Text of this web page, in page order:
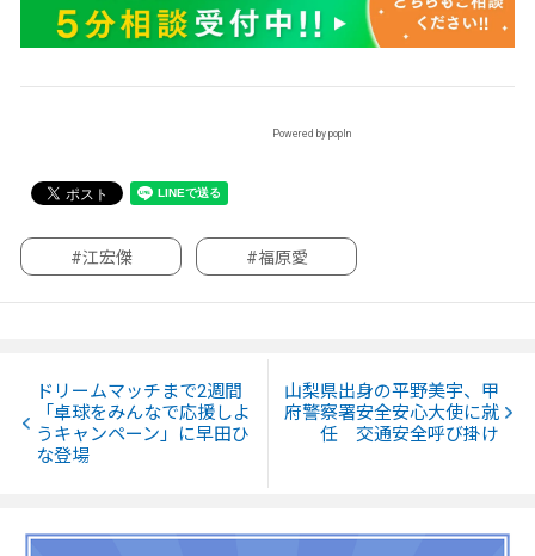
Powered by popIn
#江宏傑 #福原愛
ドリームマッチまで2週間
「卓球をみんなで応援しよ
うキャンペーン」に早田ひ
な登場
山梨県出身の平野美宇、甲
府警察署安全安心大使に就
任 交通安全呼び掛け